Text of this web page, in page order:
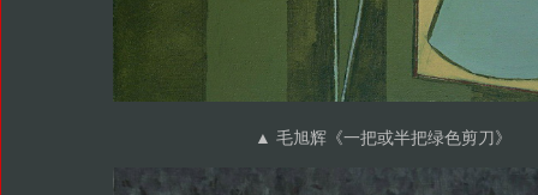
▲ 毛旭辉《一把或半把绿色剪刀》